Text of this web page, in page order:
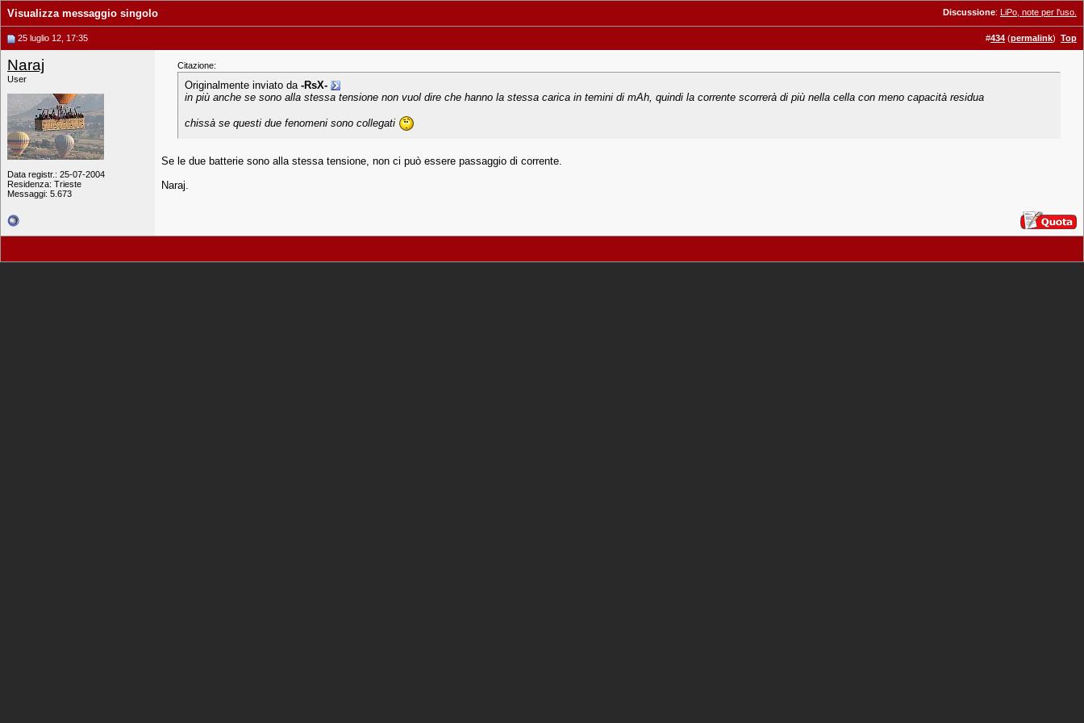
Discussione: LiPo, note per l'uso.
Visualizza messaggio singolo
25 luglio 12, 17:35 #434 (permalink) Top
Naraj
User
Data registr.: 25-07-2004
Residenza: Trieste
Messaggi: 5.673
Citazione:
Originalmente inviato da -RsX-
in più anche se sono alla stessa tensione non vuol dire che hanno la stessa carica in temini di mAh, quindi la corrente scorrerà di più nella cella con meno capacità residua
chissà se questi due fenomeni sono collegati
Se le due batterie sono alla stessa tensione, non ci può essere passaggio di corrente.
Naraj.